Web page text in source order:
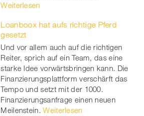
Weiterlesen
Loanboox hat aufs richtige Pferd
gesetzt
Und vor allem auch auf die richtigen
Reiter, sprich auf ein Team, das eine
starke Idee vorwärtsbringen kann. Die
Finanzierungsplattform verschärft das
Tempo und setzt mit der 1000.
Finanzierungsanfrage einen neuen
Meilenstein. Weiterlesen